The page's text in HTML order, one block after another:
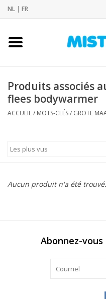
NL | FR
Accueil
Notre Boutique
Produits associés
flees bodywarmer
ACCUEIL/ MOTS-CLÉS/ GROTE
Aucun produit n'a été
Abonnez-